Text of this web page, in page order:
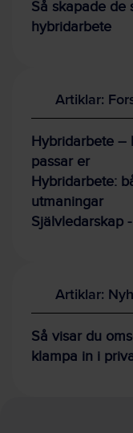
Så skapade de
hybridarbete
Artiklar:
Hybridarbete –
passar er
Hybridarbete:
utmaningar
Självledarskap
Artiklar:
Så visar du
klampa in i